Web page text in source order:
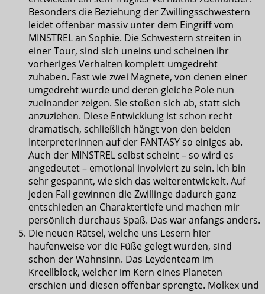
Besonders die Beziehung der Zwillingsschwestern
leidet offenbar massiv unter dem Eingriff vom
MINSTREL an Sophie. Die Schwestern streiten in
einer Tour, sind sich uneins und scheinen ihr
vorheriges Verhalten komplett umgedreht
zuhaben. Fast wie zwei Magnete, von denen einer
umgedreht wurde und deren gleiche Pole nun
zueinander zeigen. Sie stoßen sich ab, statt sich
anzuziehen. Diese Entwicklung ist schon recht
dramatisch, schließlich hängt von den beiden
Interpreterinnen auf der FANTASY so einiges ab.
Auch der MINSTREL selbst scheint – so wird es
angedeutet – emotional involviert zu sein. Ich bin
sehr gespannt, wie sich das weiterentwickelt. Auf
jeden Fall gewinnen die Zwillinge dadurch ganz
entschieden an Charaktertiefe und machen mir
persönlich durchaus Spaß. Das war anfangs anders.
Die neuen Rätsel, welche uns Lesern hier
haufenweise vor die Füße gelegt wurden, sind
schon der Wahnsinn. Das Leydenteam im
Kreellblock, welcher im Kern eines Planeten
erschien und diesen offenbar sprengte. Molkex und